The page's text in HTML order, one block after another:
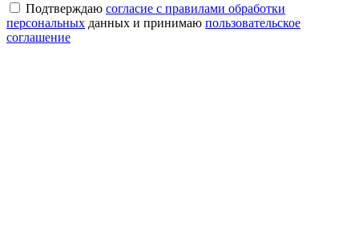
Подтверждаю согласие с правилами обработки
персональных данных и принимаю пользовательское
соглашение